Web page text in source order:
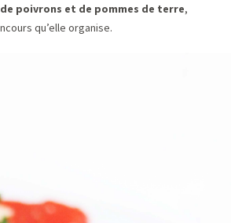
poivrons et de pommes de terre,
qu’elle organise.